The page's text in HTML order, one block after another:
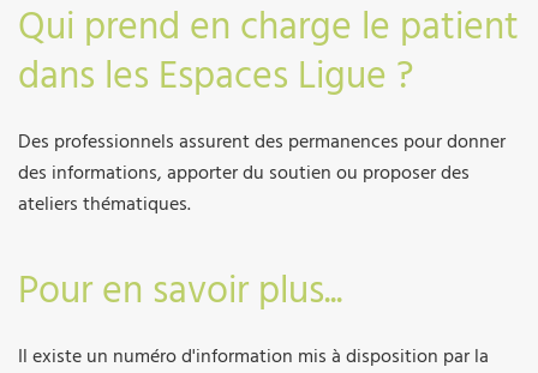
Qui prend en charge le patient
dans les Espaces Ligue ?
Des professionnels assurent des permanences pour donner
des informations, apporter du soutien ou proposer des
ateliers thématiques.
Pour en savoir plus...
Il existe un numéro d'information mis à disposition par la